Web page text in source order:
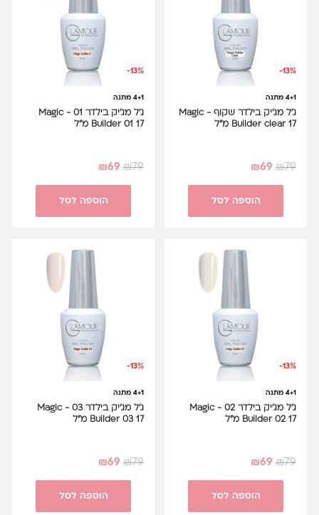
-13%
4+1 מתנה
ג'ל מג'יק בילדר שקוף - Magic
Builder clear 17 מ"ל
₪79
₪69
הוספה לסל
-13%
4+1 מתנה
ג'ל מג'יק בילדר 01 - Magic
Builder 01 17 מ"ל
₪79
₪69
הוספה לסל
-13%
4+1 מתנה
ג'ל מג'יק בילדר 02 - Magic
Builder 02 17 מ"ל
₪79
₪69
הוספה לסל
-13%
4+1 מתנה
ג'ל מג'יק בילדר 03 - Magic
Builder 03 17 מ"ל
₪79
₪69
הוספה לסל